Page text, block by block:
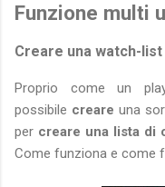
Funzione multi
Creare una watch-
Proprio come un
possibile creare una
per creare una lista di
Come funziona e come